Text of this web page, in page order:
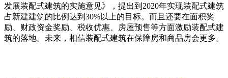
发展装配式建筑的实施意见》，提出到2020年实现装配式建筑
占新建建筑的比例达到30%以上的目标。而且还要在面积奖
励、财政资金奖励、税收优惠、房屋预售等方面激励装配式建
筑的落地。未来，相信装配式建筑在保障房和商品房会更多。